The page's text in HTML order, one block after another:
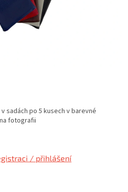
sadách po 5 kusech v barevné
fotografii
/ přihlášení